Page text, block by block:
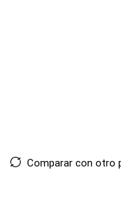
Comparar con otro